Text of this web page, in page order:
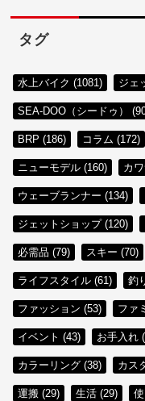
タグ
水上バイク (1081) ジェ
SEA-DOO（シードゥ）
BRP (186) コラム (172)
ニューモデル (160) カ
ウェーブランナー (134)
ジェットショップ (120)
必需品 (79) スキー (70)
ライフスタイル (61) 釣
ファッション (53) ファ
イベント (43) お手入れ
カラーリング (38) カス
運搬 (29) 生活 (29)